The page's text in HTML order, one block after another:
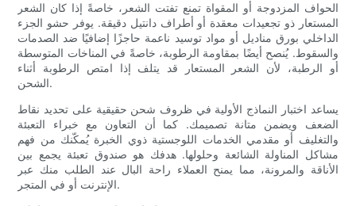
الحواف المزدوجة أو المقواة تمنع تفتت الشعر، خاصةً إذا كان الشعر
المستعار ذو تجعيدات معقدة أو أطراف دانتيل دقيقة. يوفر حشو الجزء
الداخلي بورق مناديل أو مواد توسيد ناعمة حاجزًا إضافيًا ضد الصدمات
والسقوط. يُنصح أيضًا بمقاومة الرطوبة، خاصةً في المناخات المتوسطة
أو الرطبة، لأن الشعر المستعار قد يتلف إذا امتص الرطوبة أثناء
الشحن.
يساعد اختبار النماذج الأولية في ظروف شحن حقيقية على تحديد نقاط
الضعف ويضمن متانة تصميمك. كما أن التعاون مع خبراء التعبئة
والتغليف أو مقدمي الخدمات اللوجستية ذوي الخبرة يُمكّنك من فهم
مشاكل المناولة الشائعة وحلولها. هدفك هو صندوق تعبئة يجمع بين
الأناقة والمرونة، مما يمنح العملاء راحة البال عند الطلب منك عبر
الإنترنت أو في المتجر.